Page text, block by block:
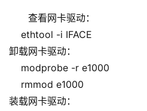
查看网卡驱动：
ethtool -i IFACE
卸载网卡驱动：
modprobe -r e1000
rmmod e1000
装载网卡驱动：